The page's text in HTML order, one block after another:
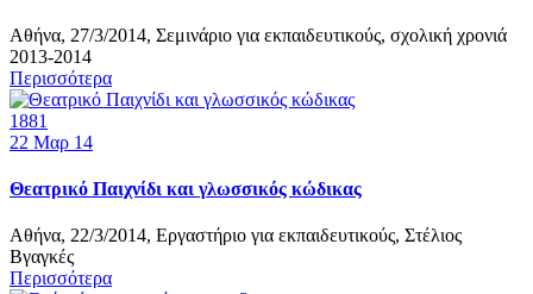
Αθήνα, 27/3/2014, Σεμινάριο για εκπαιδευτικούς, σχολική χρονιά
2013-2014
Περισσότερα
1881
22 Μαρ 14
Θεατρικό Παιχνίδι και γλωσσικός κώδικας
Αθήνα, 22/3/2014, Εργαστήριο για εκπαιδευτικούς, Στέλιος
Βγαγκές
Περισσότερα